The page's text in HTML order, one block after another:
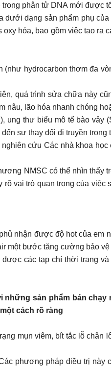
phân tử DNA mới
dạng sản phẩm phụ
hóa, bao gồm việc tạo ra
hydrocarbon thơm đa
quá trình sửa chữa này
lão hóa nhanh chóng
thư biểu mô tế bào vảy
sự thay đổi di truyền
cứu Các nhà khoa
NMSC có thể nhìn thấy
vai trò quan trọng của
nhận được độ hot của em
một bước tăng cường bảo
các tạp chí thời trang
sản phẩm bán chạy
cách rõ ràng
mụn viêm, bít tắc lỗ chân
phương pháp điều trị này